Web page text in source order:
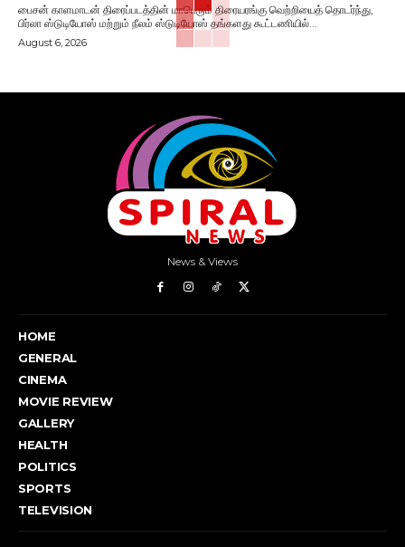
பைசன் காளமாடன் திரைப்படத்தின் மாபெரும் திரையரங்கு வெற்றியைத் தொடர்ந்து,
பிர்லா ஸ்டுடியோஸ் மற்றும் நீலம் ஸ்டுடியோஸ் தங்களது கூட்டணியில்...
August 6, 2026
News & Views
HOME
GENERAL
CINEMA
MOVIE REVIEW
GALLERY
HEALTH
POLITICS
SPORTS
TELEVISION